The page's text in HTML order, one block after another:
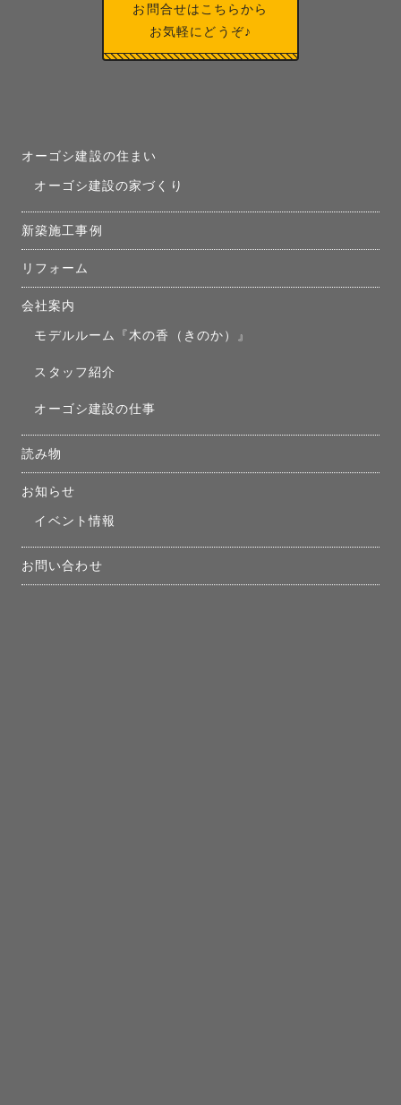
お問合せはこちらから
お気軽にどうぞ♪
オーゴシ建設の住まい
オーゴシ建設の家づくり
新築施工事例
リフォーム
会社案内
モデルルーム『木の香（きのか）』
スタッフ紹介
オーゴシ建設の仕事
読み物
お知らせ
イベント情報
お問い合わせ